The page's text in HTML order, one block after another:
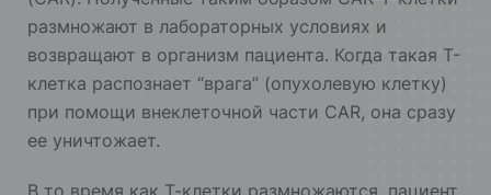
размножают в лабораторных условиях и
возвращают в организм пациента. Когда такая T-
клетка распознает “врага” (опухолевую клетку)
при помощи внеклеточной части CAR, она сразу
ее уничтожает.